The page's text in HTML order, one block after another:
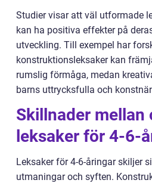
Studier visar att väl utformade
kan ha positiva effekter på
utveckling. Till exempel har
konstruktionsleksaker kan
rumslig förmåga, medan
barns uttrycksfulla och
Skillnader mellan
leksaker för 4-6-
Leksaker för 4-6-åringar skiljer
utmaningar och syften.